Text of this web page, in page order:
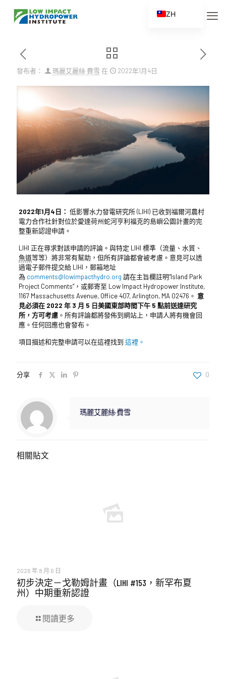
發布者： 瑪麗艾麗絲·費雪 在 2022年1月4日
2022年1月4日： 低影響水力發電研究所 (LIHI) 已收到福爾河農村
電力合作社針對位於愛達荷州蛇河亨利福克的島嶼公園計畫的完
整重新認證申請。
LIHI 正在尋求對該申請的評論。與特定 LIHI 標準（流量、水質、
魚道等等）將非常有幫助，但所有評論都會被考慮。意見可以透
過電子郵件提交給 LIHI，郵箱地址
為 comments@lowimpacthydro.org 請在主旨欄註明“Island Park
Project Comments”，或郵寄至 Low Impact Hydropower Institute,
1167 Massachusetts Avenue, Office 407, Arlington, MA 02476。 意
見必須在 2022 年 3 月 5 日美國東部時間下午 5 點前送達研究
所，方可考慮。所有評論都將發佈到網站上，申請人將有機會回
應。任何回應也會發布。
項目描述和完整申請可以在這裡找到 這裡。
分享 0
瑪麗艾麗絲·費雪
相關貼文
2026 年 8 月 6 日
初步決定－戈勒姆計畫（LIHI #153，新罕布夏
州）中期重新認證
閱讀更多
ZH